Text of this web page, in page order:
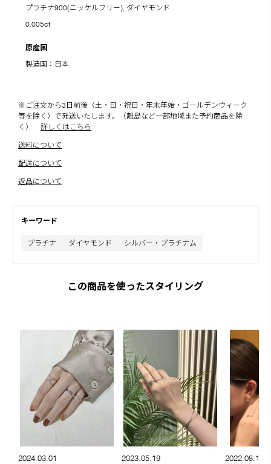
プラチナ900(ニッケルフリー), ダイヤモンド
0.005ct
原産国
製造国：日本
※ご注文から3日前後（土・日・祝日・年末年始・ゴールデンウィーク
等を除く）で発送いたします。（離島など一部地域また予約商品を除
く）
詳しくはこちら
送料について
配送について
返品について
キーワード
プラチナ ダイヤモンド シルバー・プラチナム
この商品を使ったスタイリング
2024.03.01
2023.05.19
2022.08.19